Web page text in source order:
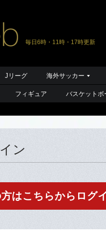
毎日6時・11時・17時更新
Jリーグ 海外サッカー
フィギュア バスケットボ
ン
はこちらからログ